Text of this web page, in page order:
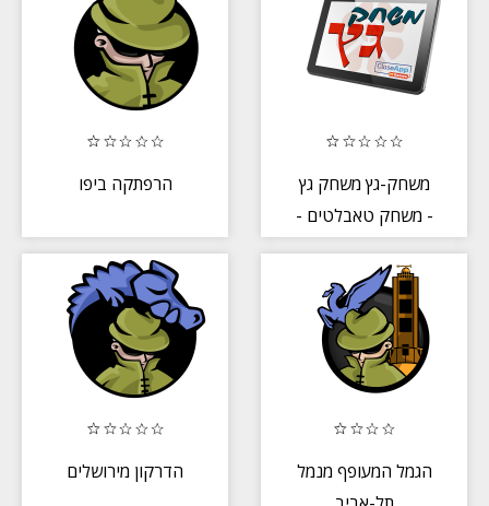
הרפתקה ביפו
משחק-גץ משחק גץ
- משחק טאבלטים -
הדרקון מירושלים
הגמל המעופף מנמל